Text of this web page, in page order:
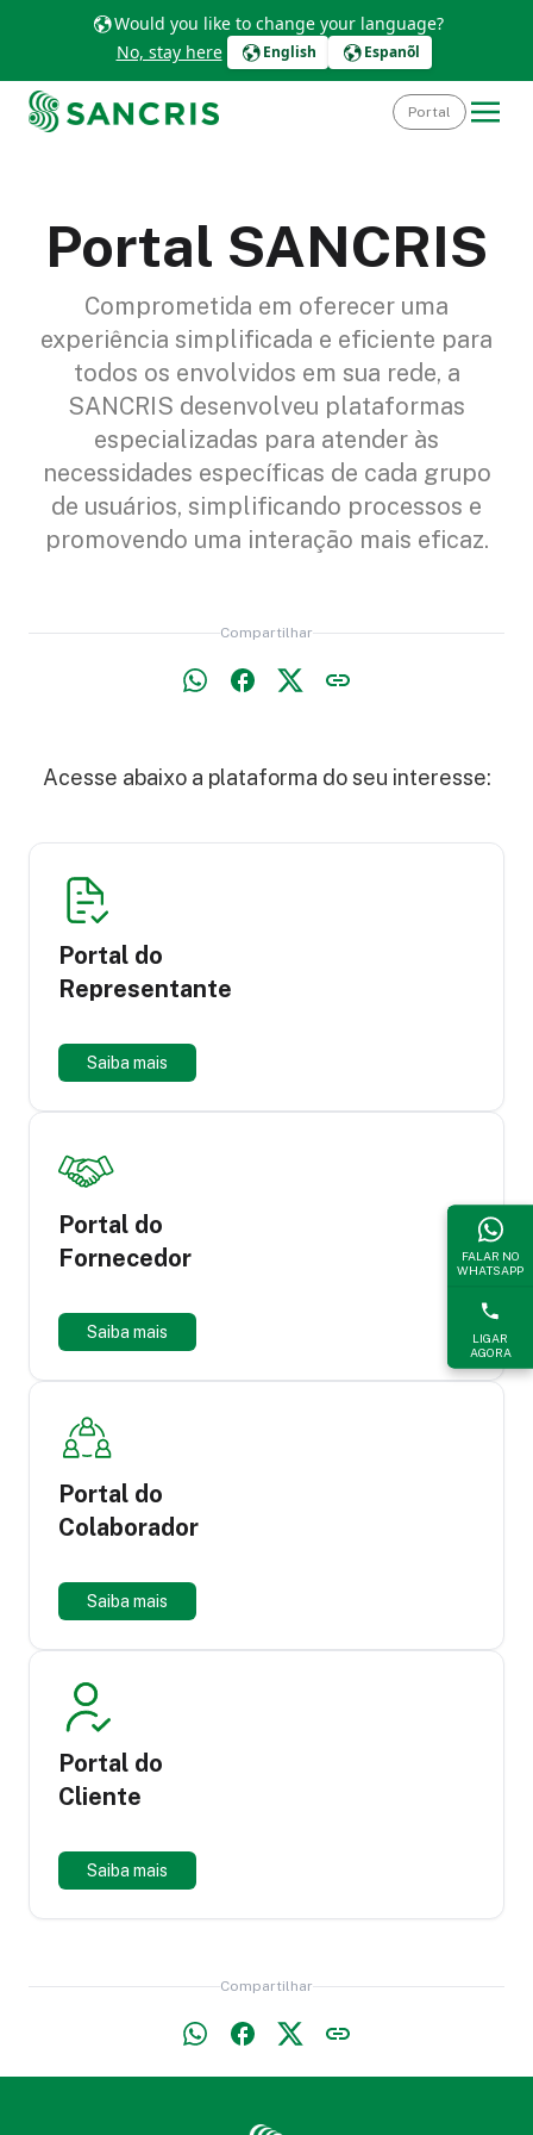
Would you like to change your language?
No, stay here
English Espanõl
Portal
Portal SANCRIS
Comprometida em oferecer uma
experiência simplificada e eficiente para
todos os envolvidos em sua rede, a
SANCRIS desenvolveu plataformas
especializadas para atender às
necessidades específicas de cada grupo
de usuários, simplificando processos e
promovendo uma interação mais eficaz.
Compartilhar
Acesse abaixo a plataforma do seu interesse:
Portal do
Representante
Saiba mais
Portal do
Fornecedor
Saiba mais
Portal do
Colaborador
Saiba mais
Portal do
Cliente
Saiba mais
Compartilhar
FALAR NO
WHATSAPP
LIGAR
AGORA